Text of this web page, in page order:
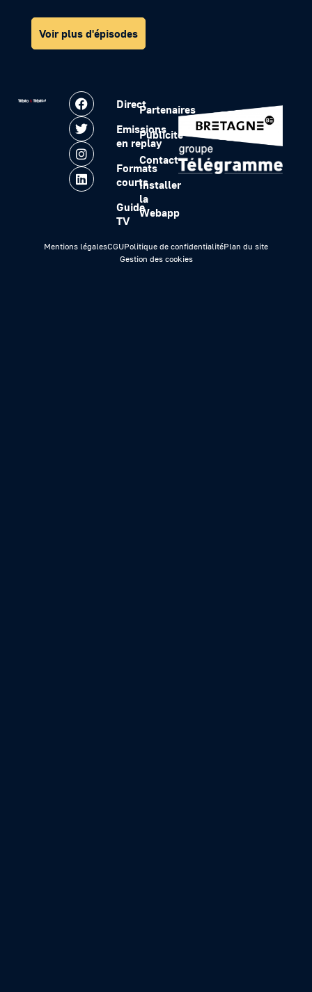
Voir plus d'épisodes
Direct
Emissions
en replay
Formats
courts
Guide
TV
Partenaires
Publicité
Contact
Installer
la
Webapp
Mentions légalesCGUPolitique de confidentialitéPlan du site
Gestion des cookies